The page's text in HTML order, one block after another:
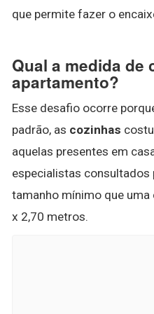
que permite fazer o
Qual a medida de
apartamento?
Esse desafio ocorre
padrão, as cozinhas
aquelas presentes em
especialistas consultados
tamanho mínimo que uma
x 2,70 metros.